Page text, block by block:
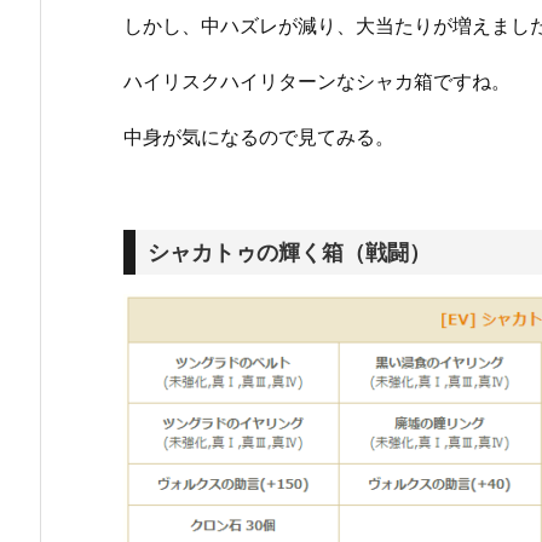
しかし、中ハズレが減り、大当たりが増えまし
ハイリスクハイリターンなシャカ箱ですね。
中身が気になるので見てみる。
シャカトゥの輝く箱（戦闘）